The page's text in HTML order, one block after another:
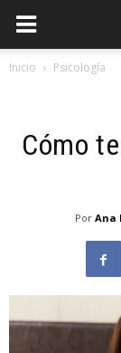
Inicio Psicología
Cómo
Por Ana